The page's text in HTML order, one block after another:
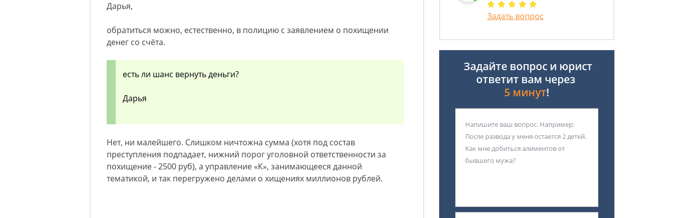
Дарья,
обратиться можно, естественно, в полицию с заявлением о похищении
денег со счёта.
есть ли шанс вернуть деньги?
Дарья
Нет, ни малейшего. Слишком ничтожна сумма (хотя под состав
преступления подпадает, нижний порог уголовной ответственности за
похищение - 2500 руб), а управление «К», занимающееся данной
тематикой, и так перегружено делами о хищениях миллионов рублей.
Задать вопрос
Задайте вопрос и юрист
ответит вам через
5 минут!